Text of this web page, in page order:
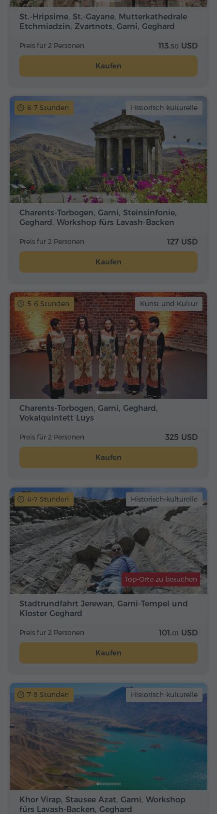
St.-Hripsime, St.-Gayane, Mutterkathedrale
Etchmiadzin, Zvartnots, Garni, Geghard
Preis für 2 Personen 113.50 USD
Kaufen
6-7 Stunden Historisch-kulturelle
Charents-Torbogen, Garni, Steinsinfonie,
Geghard, Workshop fürs Lavash-Backen
Preis für 2 Personen 127 USD
Kaufen
5-6 Stunden Kunst und Kultur
Charents-Torbogen, Garni, Geghard,
Vokalquintett Luys
Preis für 2 Personen 325 USD
Kaufen
6-7 Stunden Historisch-kulturelle
Stadtrundfahrt Jerewan, Garni-Tempel und
Kloster Geghard
Top-Orte zu besuchen
Preis für 2 Personen 101.01 USD
Kaufen
7-8 Stunden Historisch-kulturelle
Khor Virap, Stausee Azat, Garni, Workshop
fürs Lavash-Backen, Geghard